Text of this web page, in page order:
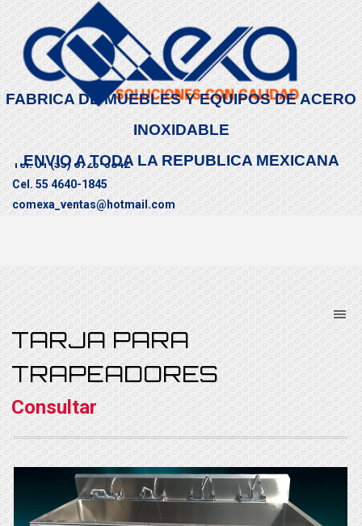
FABRICA DE MUEBLES Y EQUIPOS DE ACERO
INOXIDABLE
ENVIO A TODA LA REPUBLICA MEXICANA
Tel. 01 (55) 6723-3842
Cel. 55 4640-1845
comexa_ventas@hotmail.com
TARJA PARA
TRAPEADORES
Consultar